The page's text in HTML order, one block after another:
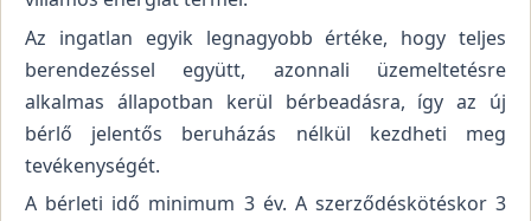
Az ingatlan egyik legnagyobb értéke, hogy teljes
berendezéssel együtt, azonnali üzemeltetésre
alkalmas állapotban kerül bérbeadásra, így az új
bérlő jelentős beruházás nélkül kezdheti meg
tevékenységét.
A bérleti idő minimum 3 év. A szerződéskötéskor 3